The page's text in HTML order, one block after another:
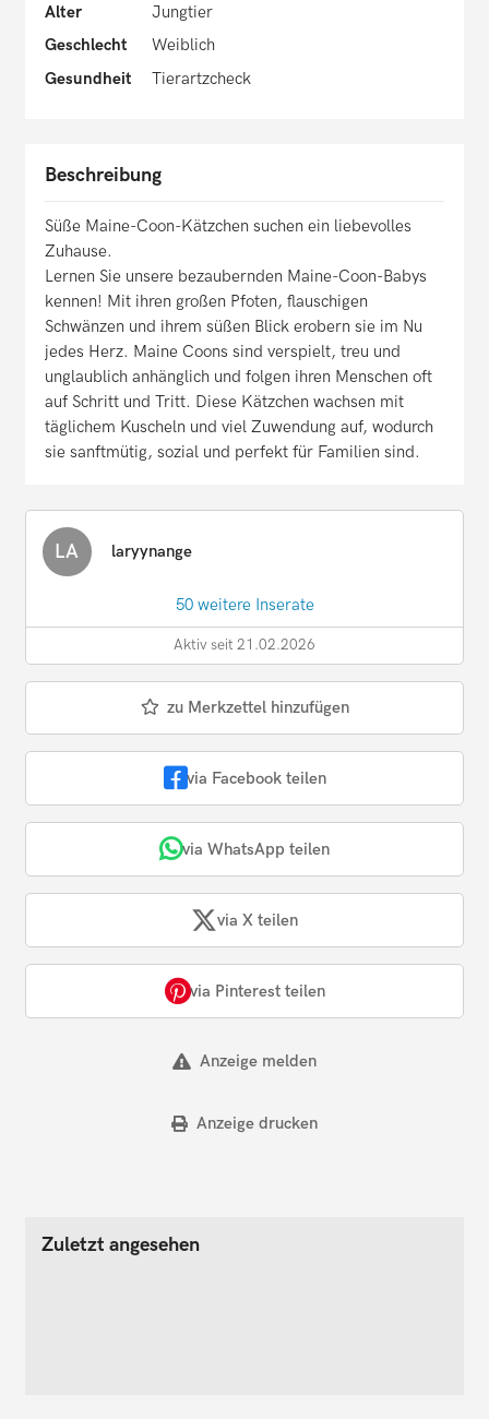
Alter
Jungtier
Geschlecht
Weiblich
Gesundheit
Tierartzcheck
Beschreibung
Süße Maine-Coon-Kätzchen suchen ein liebevolles
Zuhause.
Lernen Sie unsere bezaubernden Maine-Coon-Babys
kennen! Mit ihren großen Pfoten, flauschigen
Schwänzen und ihrem süßen Blick erobern sie im Nu
jedes Herz. Maine Coons sind verspielt, treu und
unglaublich anhänglich und folgen ihren Menschen oft
auf Schritt und Tritt. Diese Kätzchen wachsen mit
täglichem Kuscheln und viel Zuwendung auf, wodurch
sie sanftmütig, sozial und perfekt für Familien sind.
LA laryynange
50 weitere Inserate
Aktiv seit 21.02.2026
zu Merkzettel hinzufügen
via Facebook teilen
via WhatsApp teilen
via X teilen
via Pinterest teilen
Anzeige melden
Anzeige drucken
Zuletzt angesehen